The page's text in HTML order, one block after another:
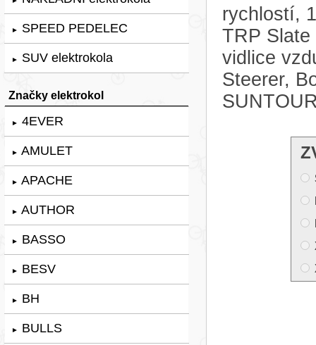
► SPEED PEDELEC
► SUV elektrokola
Značky elektrokol
► 4EVER
► AMULET
► APACHE
► AUTHOR
► BASSO
► BESV
► BH
► BULLS
rychlostí,
TRP
vidlice
Steerer,